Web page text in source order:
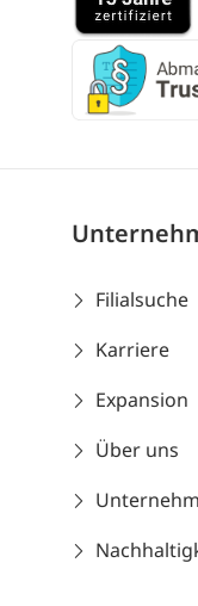
Filialsuche
Karriere
Expansion
Über uns